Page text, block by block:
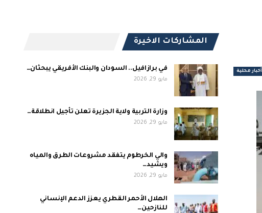
أخبار محلية
المشاركات الاخيرة
في برازافيل.. السودان والبنك الأفريقي يبحثان…
مايو 29, 2026
وزارة التربية ولاية الجزيرة تعلن تأجيل انطلاقة…
مايو 29, 2026
والي الخرطوم يتفقد مشروعات الطرق والمياه
ويشيد…
مايو 29, 2026
الهلال الأحمر القطري يعزز الدعم الإنساني
للنازحين…